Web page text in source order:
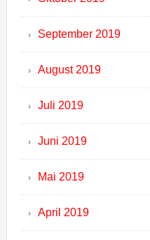
September 2019
August 2019
Juli 2019
Juni 2019
Mai 2019
April 2019